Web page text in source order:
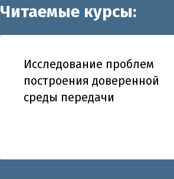
Читаемые курсы:
Исследование проблем
построения доверенной
среды передачи